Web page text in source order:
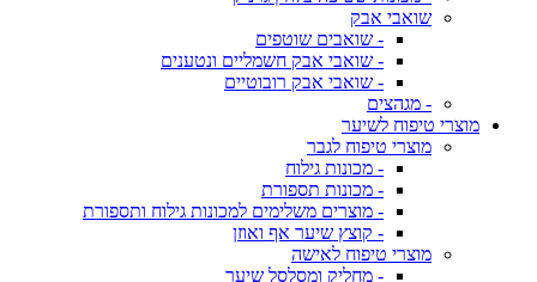
שואבי אבק
- שואבים שוטפים
- שואבי אבק חשמליים ונטענים
- שואבי אבק רובוטיים
- מגהצים
מוצרי טיפוח לשיער
מוצרי טיפוח לגבר
- מכונות גילוח
- מכונות תספורת
- מוצרים משלימים למכונות גילוח ותספורת
- קוצץ שיער אף ואוזן
מוצרי טיפוח לאישה
- מחליק ומסלסל שיער